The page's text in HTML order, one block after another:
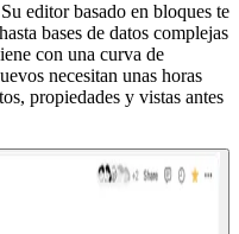
editor basado en bloques te
bases de datos complejas
con una curva de
necesitan unas horas
propiedades y vistas antes